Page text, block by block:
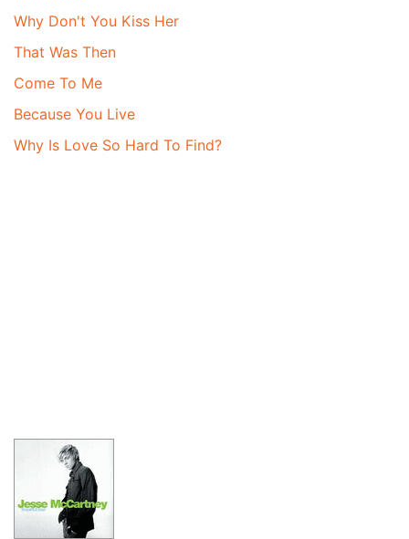
Why Don't You Kiss Her
That Was Then
Come To Me
Because You Live
Why Is Love So Hard To Find?